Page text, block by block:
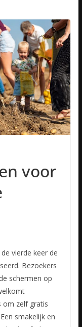
voor
vierde keer de
Bezoekers
schermen op
om zelf gratis
smakelijk en